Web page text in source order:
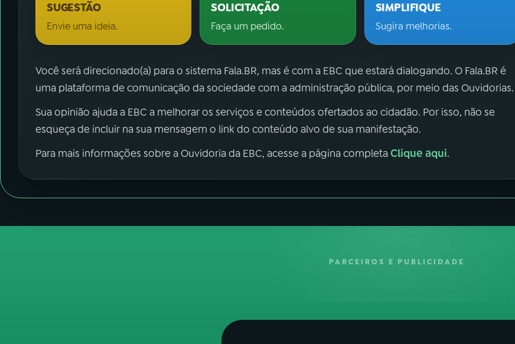
SUGESTÃO
Envie uma ideia.
SOLICITAÇÃO
Faça um pedido.
SIMPLIFIQUE
Sugira melhorias.
Você será direcionado(a) para o sistema Fala.BR, mas é com a EBC que estará dialogando. O Fala.BR é
uma plataforma de comunicação da sociedade com a administração pública, por meio das Ouvidorias.
Sua opinião ajuda a EBC a melhorar os serviços e conteúdos ofertados ao cidadão. Por isso, não se
esqueça de incluir na sua mensagem o link do conteúdo alvo de sua manifestação.
Para mais informações sobre a Ouvidoria da EBC, acesse a página completaClique aqui.
PARCEIROS E PUBLICIDADE